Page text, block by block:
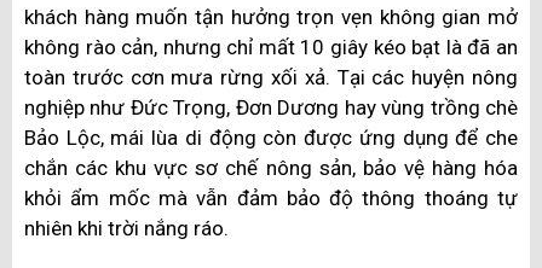
khách hàng muốn tận hưởng trọn vẹn không gian mở
không rào cản, nhưng chỉ mất 10 giây kéo bạt là đã an
toàn trước cơn mưa rừng xối xả. Tại các huyện nông
nghiệp như Đức Trọng, Đơn Dương hay vùng trồng chè
Bảo Lộc, mái lùa di động còn được ứng dụng để che
chắn các khu vực sơ chế nông sản, bảo vệ hàng hóa
khỏi ẩm mốc mà vẫn đảm bảo độ thông thoáng tự
nhiên khi trời nắng ráo.